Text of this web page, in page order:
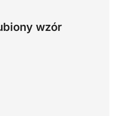
wzór